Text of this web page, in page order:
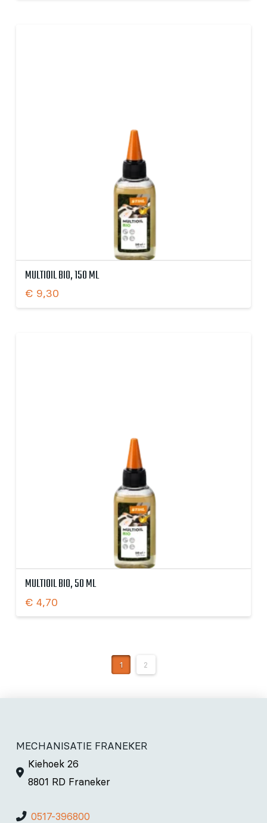
MULTIOIL BIO, 150 ML
€ 9,30
MULTIOIL BIO, 50 ML
€ 4,70
1 2
MECHANISATIE FRANEKER
Kiehoek 26
8801 RD Franeker
0517-396800